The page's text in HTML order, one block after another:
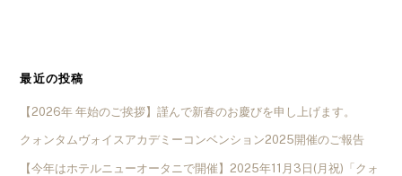
最近の投稿
【2026年 年始のご挨拶】謹んで新春のお慶びを申し上げます。
クォンタムヴォイスアカデミーコンベンション2025開催のご報告
【今年はホテルニューオータニで開催】2025年11月3日(月祝)「クォ